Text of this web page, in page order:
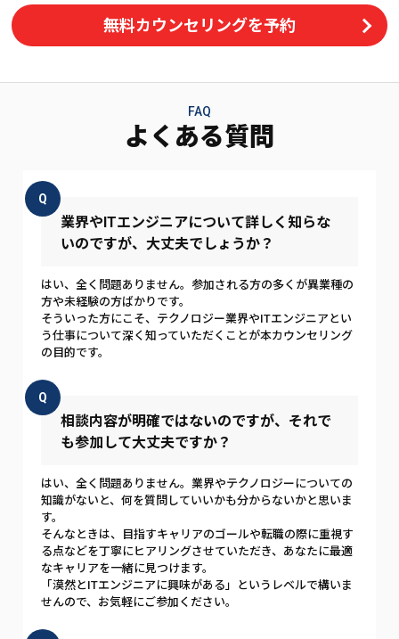
無料カウンセリングを予約
FAQ
よくある質問
Q
業界やITエンジニアについて詳しく知らな
いのですが、大丈夫でしょうか？
はい、全く問題ありません。参加される方の多くが異業種の
方や未経験の方ばかりです。
そういった方にこそ、テクノロジー業界やITエンジニアとい
う仕事について深く知っていただくことが本カウンセリング
の目的です。
Q
相談内容が明確ではないのですが、それで
も参加して大丈夫ですか？
はい、全く問題ありません。業界やテクノロジーについての
知識がないと、何を質問していいかも分からないかと思いま
す。
そんなときは、目指すキャリアのゴールや転職の際に重視す
る点などを丁寧にヒアリングさせていただき、あなたに最適
なキャリアを一緒に見つけます。
「漠然とITエンジニアに興味がある」というレベルで構いま
せんので、お気軽にご参加ください。